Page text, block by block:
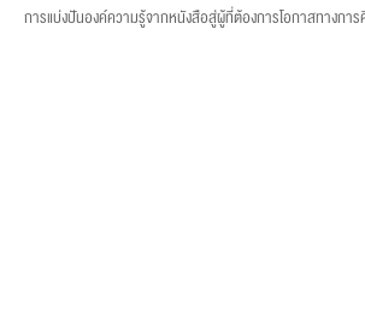
การแบ่งปันองค์ความรู้จากหนังสือสู่ผู้ที่ต้องการโอกาสทางกา